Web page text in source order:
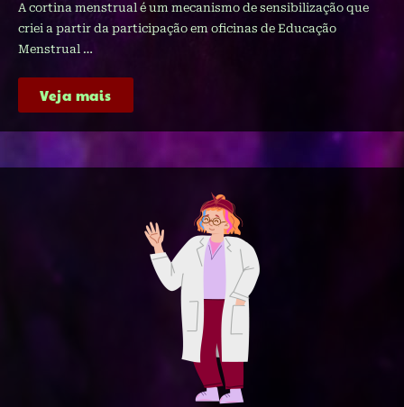
A cortina menstrual é um mecanismo de sensibilização que
criei a partir da participação em oficinas de Educação
Menstrual …
Veja mais